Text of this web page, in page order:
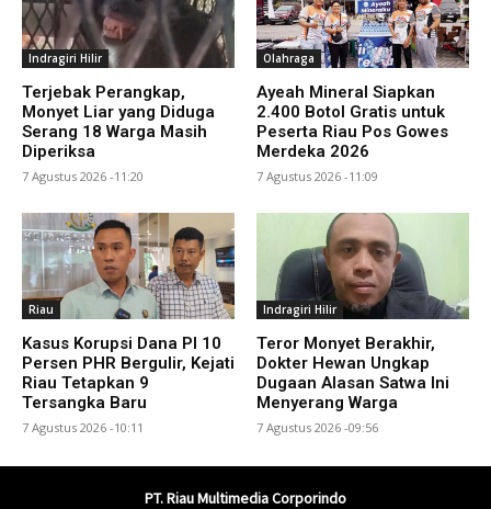
Indragiri Hilir
Terjebak Perangkap,
Monyet Liar yang Diduga
Serang 18 Warga Masih
Diperiksa
7 Agustus 2026 -11:20
Olahraga
Ayeah Mineral Siapkan
2.400 Botol Gratis untuk
Peserta Riau Pos Gowes
Merdeka 2026
7 Agustus 2026 -11:09
Riau
Kasus Korupsi Dana PI 10
Persen PHR Bergulir, Kejati
Riau Tetapkan 9
Tersangka Baru
7 Agustus 2026 -10:11
Indragiri Hilir
Teror Monyet Berakhir,
Dokter Hewan Ungkap
Dugaan Alasan Satwa Ini
Menyerang Warga
7 Agustus 2026 -09:56
PT. Riau Multimedia Corporindo